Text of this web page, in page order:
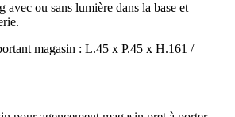
avec ou sans lumière dans la base et
magasin : L.45 x P.45 x H.161 /